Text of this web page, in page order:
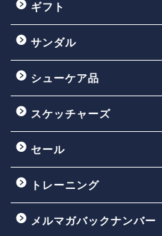
ギフト
サンダル
シューケア品
スケッチャーズ
セール
トレーニング
メルマガバックナンバー